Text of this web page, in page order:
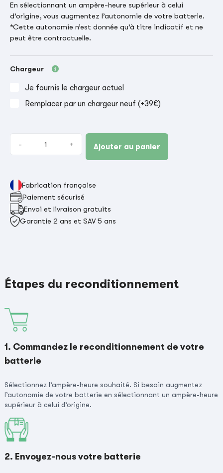
En sélectionnant un ampère-heure supérieur à celui
d’origine, vous augmentez l’autonomie de votre batterie.
*Cette autonomie n’est donnée qu’à titre indicatif et ne
peut être contractuelle.
Chargeur
Je fournis le chargeur actuel
Remplacer par un chargeur neuf (+39€)
- + Ajouter au panier
Fabrication française
Paiement sécurisé
Envoi et livraison gratuits
Garantie 2 ans et SAV 5 ans
Étapes du reconditionnement
1. Commandez le reconditionnement de votre
batterie
Sélectionnez l’ampère-heure souhaité. Si besoin augmentez
l’autonomie de votre batterie en sélectionnant un ampère-heure
supérieur à celui d’origine.
2. Envoyez-nous votre batterie